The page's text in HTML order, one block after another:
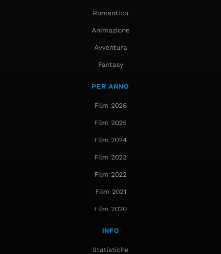
Romantico
Animazione
Avventura
Fantasy
PER ANNO
Film 2026
Film 2025
Film 2024
Film 2023
Film 2022
Film 2021
Film 2020
INFO
Statistiche